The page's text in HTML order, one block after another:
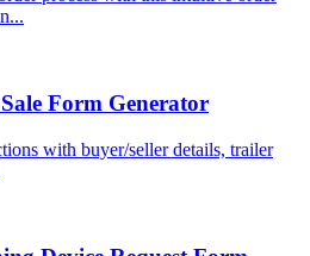
Form Generator
with buyer/seller details, trailer